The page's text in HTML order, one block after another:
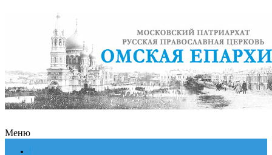
Меню